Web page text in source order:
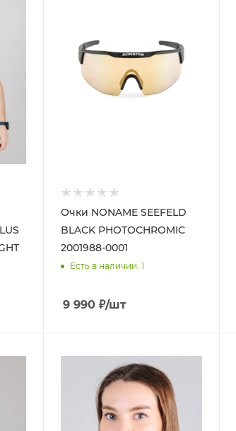
Очки NONAME SEEFELD
BLACK PHOTOCHROMIC
2001988-0001
Есть в наличии: 1
9 990 ₽/шт